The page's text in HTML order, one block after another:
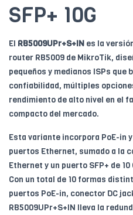
SFP+ 10G
El RB5009UPr+S+IN es la
router RB5009 de MikroTik,
pequeños y medianos ISPs que
confiabilidad, múltiples
rendimiento de alto nivel en el
compacto del mercado.
Esta variante incorpora PoE-in
puertos Ethernet, sumado a la
Ethernet y un puerto SFP+ de
Con un total de 10 formas
puertos PoE-in, conector DC
RB5009UPr+S+IN lleva la